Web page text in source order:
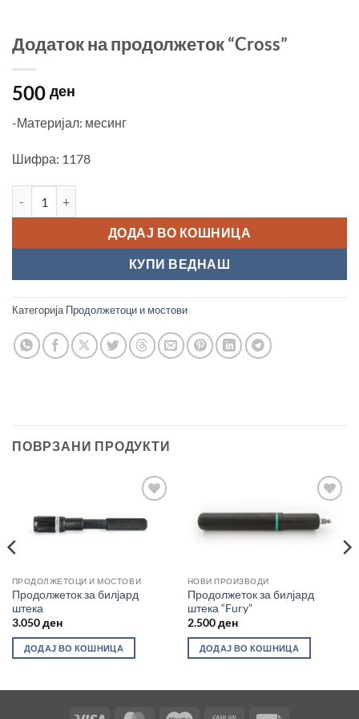
Додаток на продолжеток “Cross”
500 ден
-Материјал: месинг
Шифра: 1178
ДОДАЈ ВО КОШНИЦА
КУПИ ВЕДНАШ
Категорија Продолжетоци и мостови
ПОВРЗАНИ ПРОДУКТИ
желботека
ПРОДОЛЖЕТОЦИ И МОСТОВИ
Продолжеток за билјард
штека
3.050ден
ДОДАЈ ВО КОШНИЦА
Во
желботека
НОВИ ПРОИЗВОДИ
Продолжеток за билјард
штека “Fury”
2.500ден
ДОДАЈ ВО КОШНИЦА